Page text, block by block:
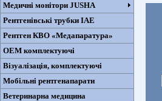
Медичні монітори JUSHA
Рентгенівські трубки IAE
Рентген КВО «Медапаратура»
ОЕМ комплектуючі
Візуалізація, комплектуючі
Мобільні рентгенапарати
Ветеринарна медицина